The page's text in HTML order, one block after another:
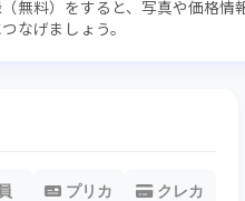
無料）をすると、写真や価格情
なげましょう。
プリカ クレカ